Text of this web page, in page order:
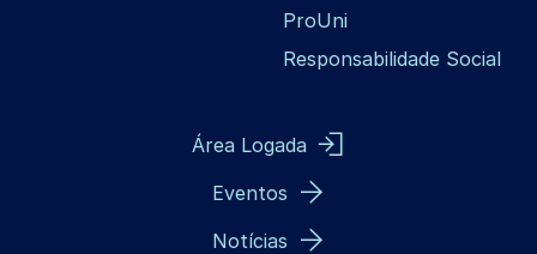
ProUni
Responsabilidade Social
Área Logada
Eventos
Notícias